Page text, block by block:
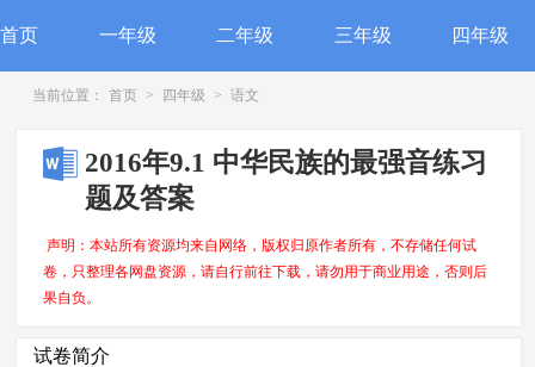
首页 一年级 二年级 三年级 四年级
当前位置： 首页 > 四年级 > 语文
2016年9.1 中华民族的最强音练习
题及答案
声明：本站所有资源均来自网络，版权归原作者所有，不存储任何试
卷，只整理各网盘资源，请自行前往下载，请勿用于商业用途，否则后
果自负。
试卷简介